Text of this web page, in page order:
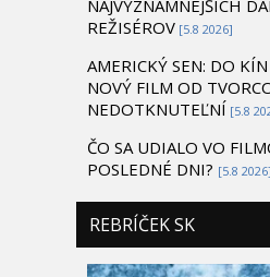
NAJVÝZNAMNEJŠÍCH
REŽISÉROV [5.8 2026]
AMERICKÝ SEN: DO
NOVÝ FILM OD
NEDOTKNUTEĽNÍ [5.8
ČO SA UDIALO VO
POSLEDNÉ DNI? [5.8 2026]
REBRÍČEK SK